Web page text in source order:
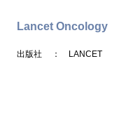
Lancet Oncology
出版社 ： LANCET